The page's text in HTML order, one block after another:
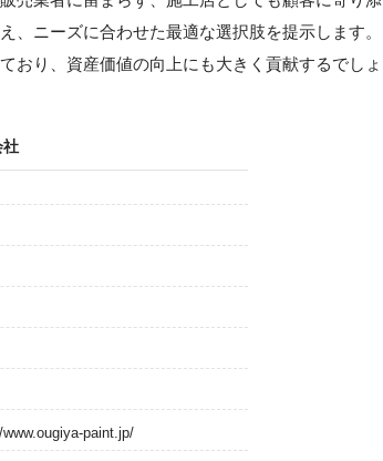
、ニーズに合わせた最適な選択肢を提示します
おり、資産価値の向上にも大きく貢献するでしょ
社
paint.jp/